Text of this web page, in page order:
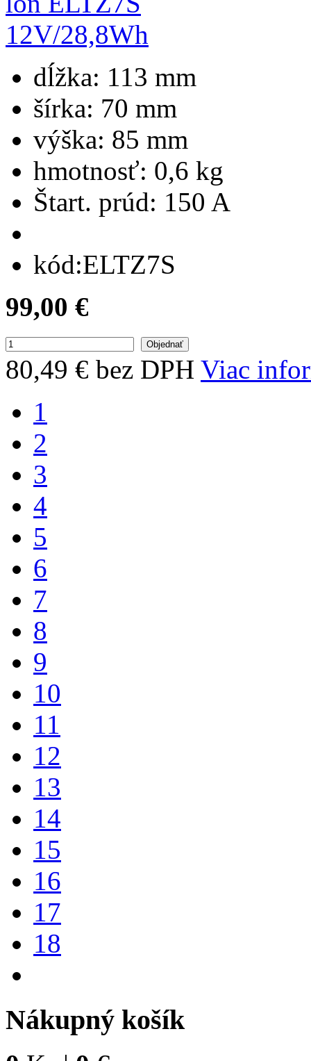
dĺžka: 113 mm
šírka: 70 mm
výška: 85 mm
hmotnosť: 0,6 kg
Štart. prúd: 150 A
kód:ELTZ7S
99,00 €
80,49 € bez DPH Viac
1
2
3
4
5
6
7
8
9
10
11
12
13
14
15
16
17
18
Nákupný košík